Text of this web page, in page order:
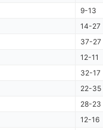
9-13
14-27
37-27
12-11
32-17
22-35
28-23
12-16